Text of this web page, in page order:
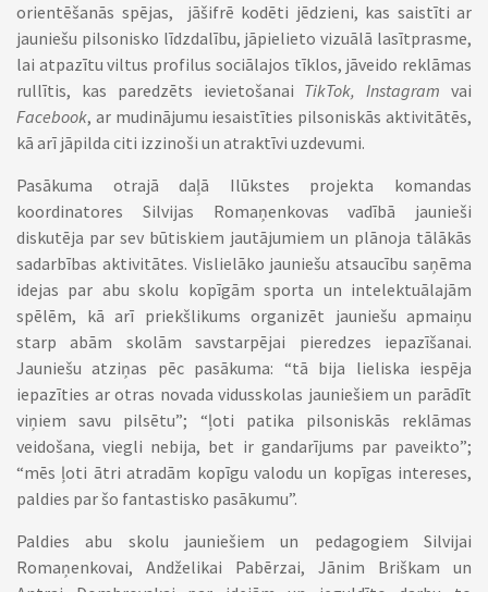
orientēšanās spējas, jāšifrē kodēti jēdzieni, kas saistīti ar
jauniešu pilsonisko līdzdalību, jāpielieto vizuālā lasītprasme,
lai atpazītu viltus profilus sociālajos tīklos, jāveido reklāmas
rullītis, kas paredzēts ievietošanai TikTok, Instagram vai
Facebook, ar mudinājumu iesaistīties pilsoniskās aktivitātēs,
kā arī jāpilda citi izzinoši un atraktīvi uzdevumi.
Pasākuma otrajā daļā Ilūkstes projekta komandas
koordinatores Silvijas Romaņenkovas vadībā jaunieši
diskutēja par sev būtiskiem jautājumiem un plānoja tālākās
sadarbības aktivitātes. Vislielāko jauniešu atsaucību saņēma
idejas par abu skolu kopīgām sporta un intelektuālajām
spēlēm, kā arī priekšlikums organizēt jauniešu apmaiņu
starp abām skolām savstarpējai pieredzes iepazīšanai.
Jauniešu atziņas pēc pasākuma: “tā bija lieliska iespēja
iepazīties ar otras novada vidusskolas jauniešiem un parādīt
viņiem savu pilsētu”; “ļoti patika pilsoniskās reklāmas
veidošana, viegli nebija, bet ir gandarījums par paveikto”;
“mēs ļoti ātri atradām kopīgu valodu un kopīgas intereses,
paldies par šo fantastisko pasākumu”.
Paldies abu skolu jauniešiem un pedagogiem Silvijai
Romaņenkovai, Andželikai Pabērzai, Jānim Briškam un